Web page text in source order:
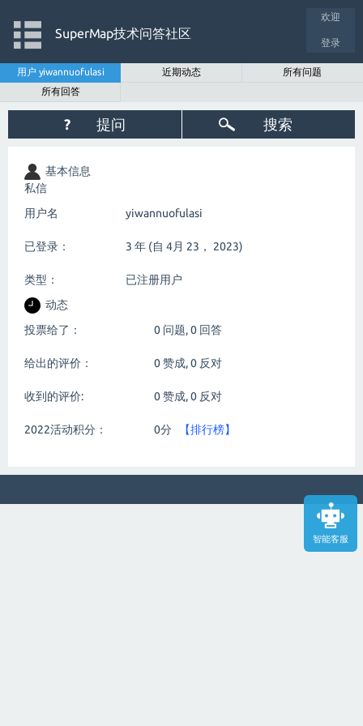
智能客服
欢迎
登录
SuperMap技术问答社区
用户 yiwannuofulasi 近期动态
所有问题
所有回答
? 提问 搜索
基本信息
私信
用户名
yiwannuofulasi
已登录： 3 年 (自 4月 23， 2023)
类型：
已注册用户
动态
投票给了：
0 问题,0 回答
给出的评价： 0赞成,0 反对
收到的评价: 0赞成,0 反对
2022活动积分： 0分 【排行榜】